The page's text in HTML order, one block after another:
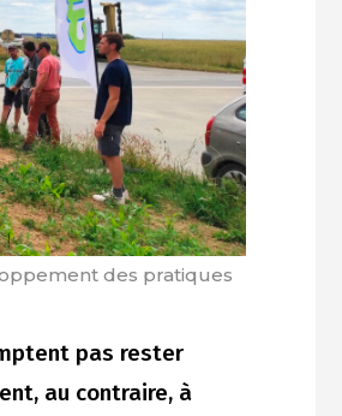
des pratiques
pas rester
au contraire, à